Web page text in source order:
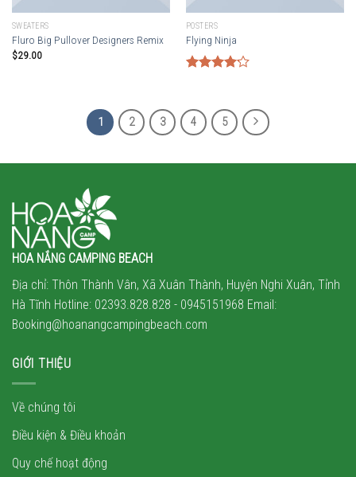
SWEATERS
Fluro Big Pullover Designers Remix
$29.00
POSTERS
Flying Ninja
1 2 3 4 5
HOA NẮNG CAMPING BEACH
Địa chỉ: Thôn Thành Vân, Xã Xuân Thành, Huyện Nghi Xuân, Tỉnh
Hà Tĩnh Hotline: 02393.828.828 - 0945151968 Email:
Booking@hoanangcampingbeach.com
GIỚI THIỆU
Về chúng tôi
Điều kiện & Điều khoản
Quy chế hoạt động